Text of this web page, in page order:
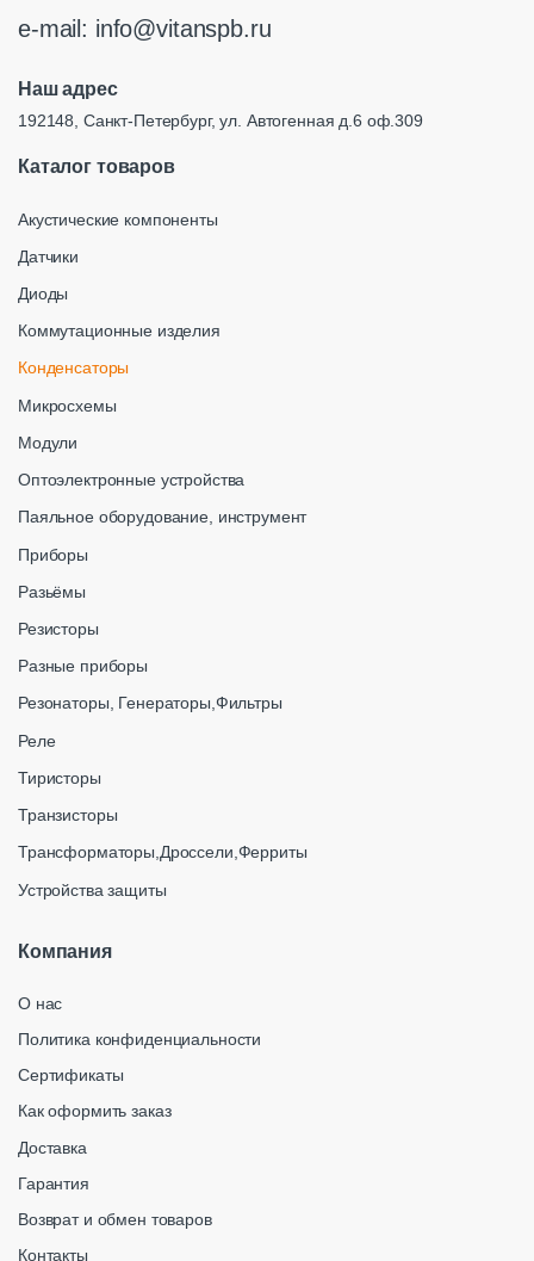
e-mail: info@vitanspb.ru
Наш адрес
192148, Санкт-Петербург, ул. Автогенная д.6 оф.309
Каталог товаров
Акустические компоненты
Датчики
Диоды
Коммутационные изделия
Конденсаторы
Микросхемы
Модули
Оптоэлектронные устройства
Паяльное оборудование, инструмент
Приборы
Разьёмы
Резисторы
Разные приборы
Резонаторы, Генераторы,Фильтры
Реле
Тиристоры
Транзисторы
Трансформаторы,Дроссели,Ферриты
Устройства защиты
Компания
О нас
Политика конфиденциальности
Сертификаты
Как оформить заказ
Доставка
Гарантия
Возврат и обмен товаров
Контакты